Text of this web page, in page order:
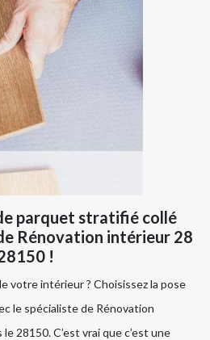
parquet stratifié collé
Rénovation intérieur 28
!
votre intérieur ? Choisissez la pose
le spécialiste de Rénovation
28150. C’est vrai que c’est une